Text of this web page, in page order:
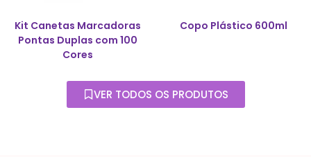
Kit Canetas Marcadoras
Pontas Duplas com 100
Cores
Copo Plástico 600ml
VER TODOS OS PRODUTOS